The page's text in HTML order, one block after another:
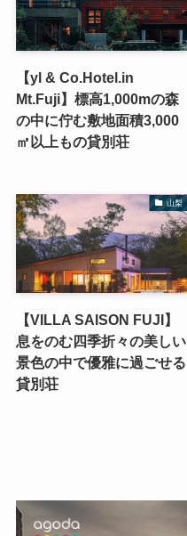
【yl & Co.Hotel.in
Mt.Fuji】標高1,000mの森
の中に佇む敷地面積3,000
㎡以上もの貸別荘
山梨
【VILLA SAISON FUJI】
息をのむ四季折々の美しい
景色の中で優雅に過ごせる
貸別荘